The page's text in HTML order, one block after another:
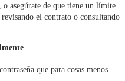
o asegúrate de que tiene un límite.
el contrato o consultando
que para cosas menos